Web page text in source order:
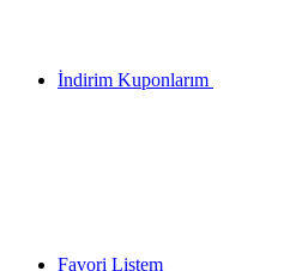
İndirim Kuponlarım
Favori Listem